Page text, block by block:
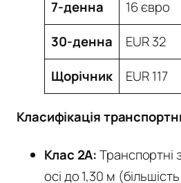
7-денна
16 євро
30-денна
EUR 32
Щорічник
EUR 117
Класифікація
Клас 2A:Транспортні
осі до 1,30 м